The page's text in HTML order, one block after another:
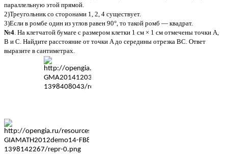
параллельную этой прямой.
2)Треугольник со сторонами 1, 2, 4 существует.
3)Если в ромбе один из углов равен 90°, то такой ромб — квадрат.
№4 На клетчатой бумаге с размером клетки 1 см × 1 см отмечены точки A,
B и C. Найдите расстояние от точки A до середины отрезка BC. Ответ
выразите в сантиметрах.